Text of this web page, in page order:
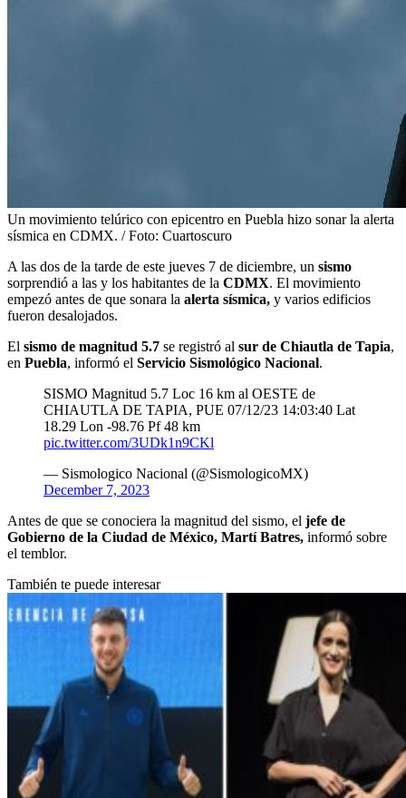
Un movimiento telúrico con epicentro en Puebla hizo sonar la alerta
sísmica en CDMX. / Foto: Cuartoscuro
A las dos de la tarde de este jueves 7 de diciembre, un sismo
sorprendió a las y los habitantes de la CDMX. El movimiento
empezó antes de que sonara la alerta sísmica, y varios edificios
fueron desalojados.
El sismo de magnitud 5.7 se registró al sur de Chiautla de Tapia,
en Puebla, informó el Servicio Sismológico Nacional.
SISMO Magnitud 5.7 Loc 16 km al OESTE de
CHIAUTLA DE TAPIA, PUE 07/12/23 14:03:40 Lat
18.29 Lon -98.76 Pf 48 km
pic.twitter.com/3UDk1n9CKl
— Sismologico Nacional (@SismologicoMX)
December 7, 2023
Antes de que se conociera la magnitud del sismo, el jefe de
Gobierno de la Ciudad de México, Martí Batres, informó sobre
el temblor.
También te puede interesar